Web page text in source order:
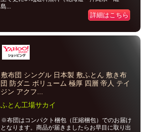
島...
詳細はこちら
敷布団 シングル 日本製 敷ふとん 敷き布
団 防ダニ ボリューム 極厚 四層 帝人 テイ
ジン アクフ...
ふとん工場サカイ
※布団はコンパクト梱包（圧縮梱包）でのお届け
となります。商品が届きましたらお早目に取り出